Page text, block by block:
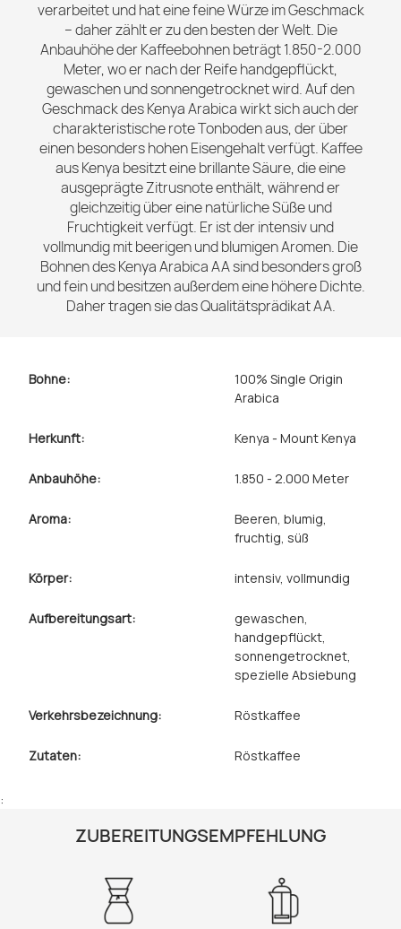
verarbeitet und hat eine feine Würze im Geschmack
– daher zählt er zu den besten der Welt. Die
Anbauhöhe der Kaffeebohnen beträgt 1.850-2.000
Meter, wo er nach der Reife handgepflückt,
gewaschen und sonnengetrocknet wird. Auf den
Geschmack des Kenya Arabica wirkt sich auch der
charakteristische rote Tonboden aus, der über
einen besonders hohen Eisengehalt verfügt. Kaffee
aus Kenya besitzt eine brillante Säure, die eine
ausgeprägte Zitrusnote enthält, während er
gleichzeitig über eine natürliche Süße und
Fruchtigkeit verfügt. Er ist der intensiv und
vollmundig mit beerigen und blumigen Aromen. Die
Bohnen des Kenya Arabica AA sind besonders groß
und fein und besitzen außerdem eine höhere Dichte.
Daher tragen sie das Qualitätsprädikat AA.
Bohne:
100% Single Origin
Arabica
Herkunft: Kenya - Mount Kenya
Anbauhöhe: 1.850 - 2.000 Meter
Aroma: Beeren, blumig,
fruchtig, süß
Körper: intensiv, vollmundig
Aufbereitungsart: gewaschen,
handgepflückt,
sonnengetrocknet,
spezielle Absiebung
Verkehrsbezeichnung: Röstkaffee
Zutaten: Röstkaffee
:
ZUBEREITUNGSEMPFEHLUNG